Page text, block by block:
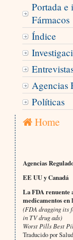
Portada e
Fármacos
Índice
Agencias
Políticas
Home
Agencias
EE UU y Canadá
La FDA renuente
medicamentos en
(FDA dragging its
in TV drug ads)
Worst Pills Best
Traducido por